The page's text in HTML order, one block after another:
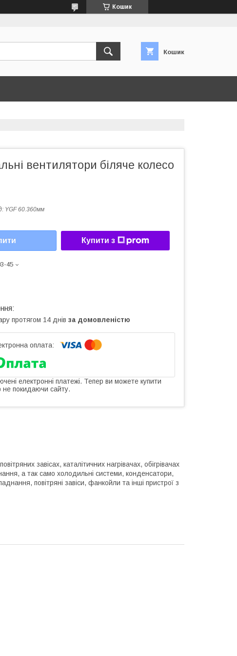
Кошик
Кошик
вентилятори біляче колесо
YGF 60.360мм
Купити з
45
протягом 14 днів за домовленістю
електронні платежі. Тепер ви можете купити
не покидаючи сайту.
завісах, каталітичних нагрівачах, обігрівачах
а так само холодильні системи, конденсатори,
повітряні завіси, фанкойли та інші пристрої з